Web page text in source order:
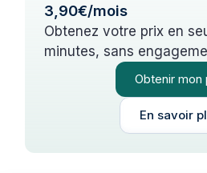
3,90€/mois
Obtenez votre prix en
minutes, sans
Obtenir mon
En savoir